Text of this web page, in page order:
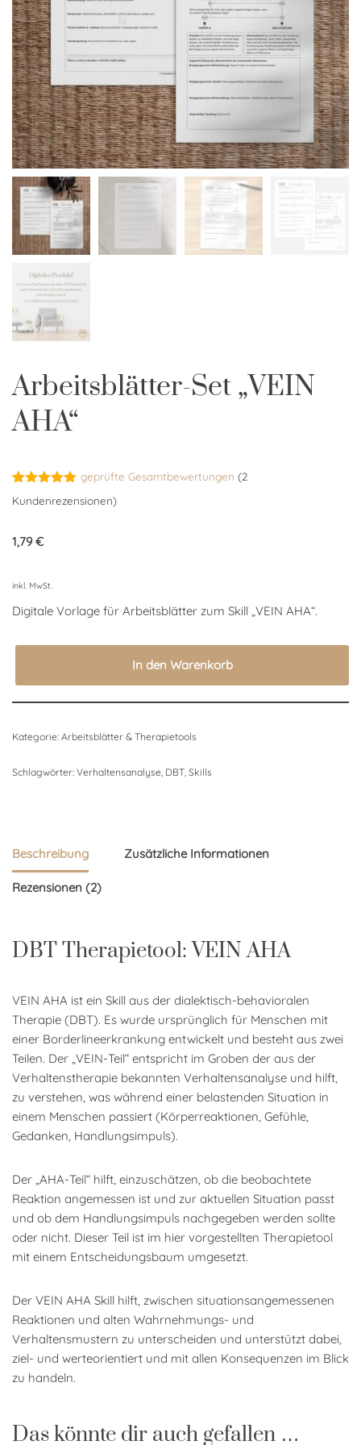
Arbeitsblätter-Set „VEIN
AHA“
Bewertet
mit5.00
auf
2
geprüfte Gesamtbewertungen (2
Kundenrezensionen)
1,79€
inkl. MwSt.
Digitale Vorlage für Arbeitsblätter zum Skill „VEIN AHA“.
In den Warenkorb
Kategorie: Arbeitsblätter & Therapietools
Schlagwörter: Verhaltensanalyse DBT Skills
Beschreibung Zusätzliche Informationen
Rezensionen (2)
DBT Therapietool: VEIN AHA
VEIN AHA ist ein Skill aus der dialektisch-behavioralen
Therapie (DBT). Es wurde ursprünglich für Menschen mit
einer Borderlineerkrankung entwickelt und besteht aus zwei
Teilen. Der „VEIN-Teil“ entspricht im Groben der aus der
Verhaltenstherapie bekannten Verhaltensanalyse und hilft,
zu verstehen, was während einer belastenden Situation in
einem Menschen passiert (Körperreaktionen, Gefühle,
Gedanken, Handlungsimpuls).
Der „AHA-Teil“ hilft, einzuschätzen, ob die beobachtete
Reaktion angemessen ist und zur aktuellen Situation passt
und ob dem Handlungsimpuls nachgegeben werden sollte
oder nicht. Dieser Teil ist im hier vorgestellten Therapietool
mit einem Entscheidungsbaum umgesetzt.
Der VEIN AHA Skill hilft, zwischen situationsangemessenen
Reaktionen und alten Wahrnehmungs- und
Verhaltensmustern zu unterscheiden und unterstützt dabei,
ziel- und werteorientiert und mit allen Konsequenzen im Blick
zu handeln.
Das könnte dir auch gefallen …